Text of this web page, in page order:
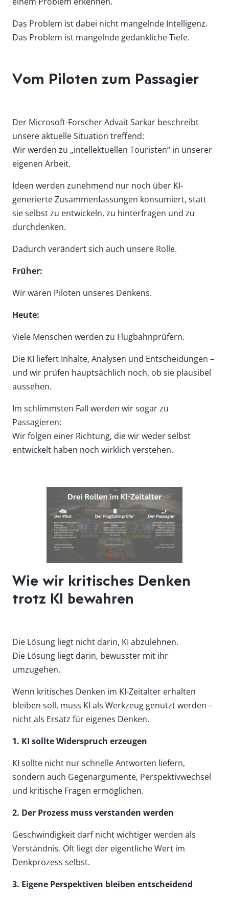
Das Problem ist dabei nicht mangelnde Intelligenz.
Das Problem ist mangelnde gedankliche Tiefe.
Vom Piloten zum Passagier
Der Microsoft-Forscher Advait Sarkar beschreibt
unsere aktuelle Situation treffend:
Wir werden zu „intellektuellen Touristen“ in unserer
eigenen Arbeit.
Ideen werden zunehmend nur noch über KI-
generierte Zusammenfassungen konsumiert, statt
sie selbst zu entwickeln, zu hinterfragen und zu
durchdenken.
Dadurch verändert sich auch unsere Rolle.
Früher:
Wir waren Piloten unseres Denkens.
Heute:
Viele Menschen werden zu Flugbahnprüfern.
Die KI liefert Inhalte, Analysen und Entscheidungen –
und wir prüfen hauptsächlich noch, ob sie plausibel
aussehen.
Im schlimmsten Fall werden wir sogar zu
Passagieren:
Wir folgen einer Richtung, die wir weder selbst
entwickelt haben noch wirklich verstehen.
Wie wir kritisches Denken
trotz KI bewahren
Die Lösung liegt nicht darin, KI abzulehnen.
Die Lösung liegt darin, bewusster mit ihr
umzugehen.
Wenn kritisches Denken im KI-Zeitalter erhalten
bleiben soll, muss KI als Werkzeug genutzt werden –
nicht als Ersatz für eigenes Denken.
1. KI sollte Widerspruch erzeugen
KI sollte nicht nur schnelle Antworten liefern,
sondern auch Gegenargumente, Perspektivwechsel
und kritische Fragen ermöglichen.
2. Der Prozess muss verstanden werden
Geschwindigkeit darf nicht wichtiger werden als
Verständnis. Oft liegt der eigentliche Wert im
Denkprozess selbst.
3. Eigene Perspektiven bleiben entscheidend